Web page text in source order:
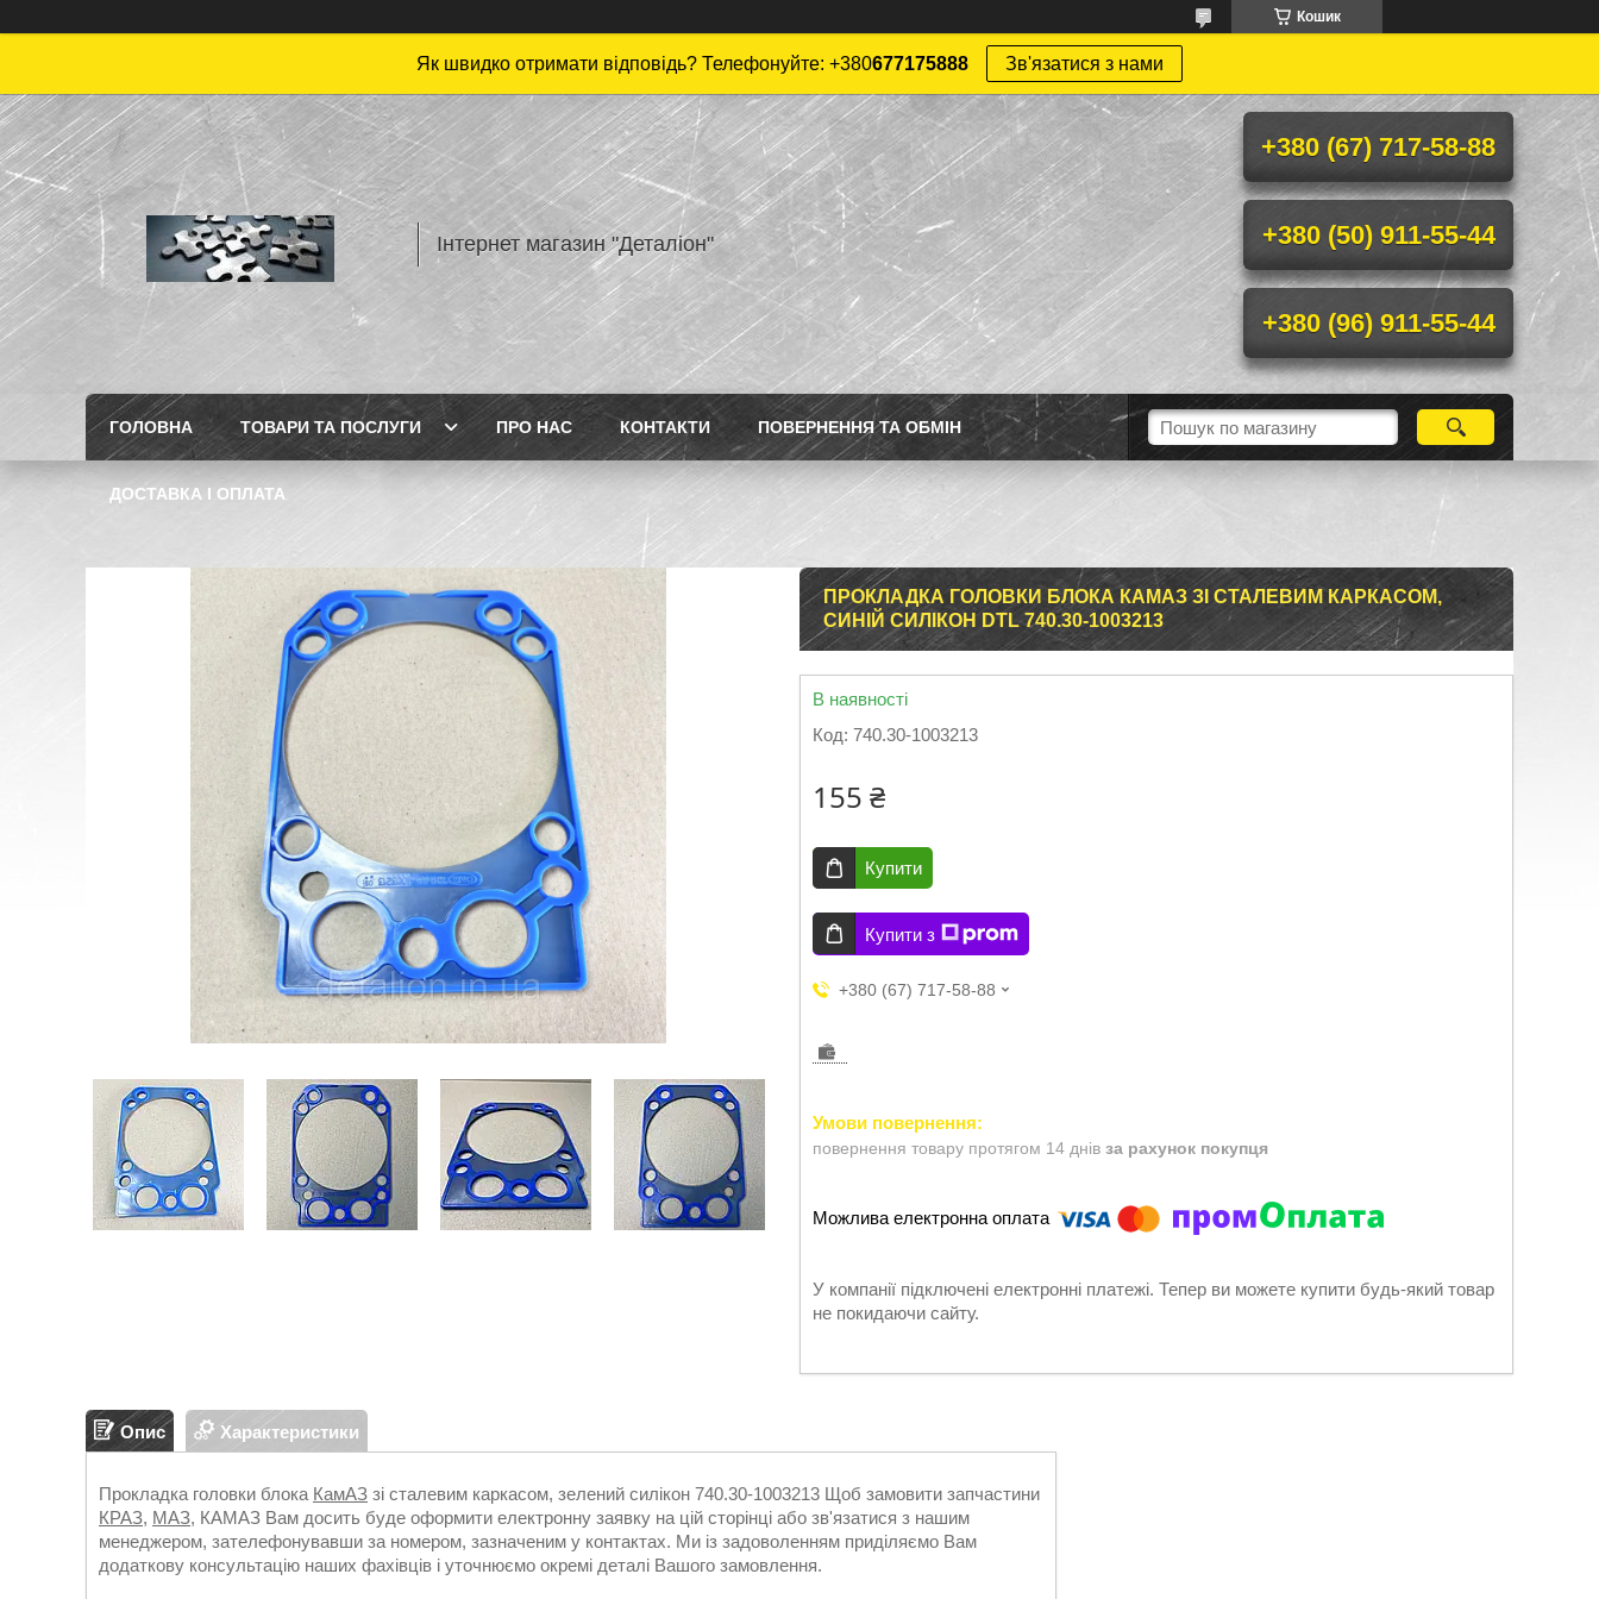
Кошик
Як швидко отримати відповідь? Телефонуйте: +380677175888 Зв'язатися з нами
Інтернет магазин "Деталіон"
+380 (67) 717-58-88
+380 (50) 911-55-44
+380 (96) 911-55-44
ГОЛОВНА ТОВАРИ ТА ПОСЛУГИ ПРО НАС КОНТАКТИ ПОВЕРНЕННЯ ТА ОБМІН
ДОСТАВКА І ОПЛАТА
ПРОКЛАДКА ГОЛОВКИ БЛОКА КАМАЗ ЗІ СТАЛЕВИМ КАРКАСОМ,
СИНІЙ СИЛІКОН DTL 740.30-1003213
В наявності
Код: 740.30-1003213
155 ₴
Купити
Купити з
+380 (67) 717-58-88
повернення товару протягом 14 днів за рахунок покупця
У компанії підключені електронні платежі. Тепер ви можете купити будь-який товар
не покидаючи сайту.
Опис Характеристики
Прокладка головки блока КамАЗ зі сталевим каркасом, зелений силікон 740.30-1003213 Щоб замовити запчастини
КРАЗ, МАЗ, КАМАЗ Вам досить буде оформити електронну заявку на цій сторінці або зв'язатися з нашим
менеджером, зателефонувавши за номером, зазначеним у контактах. Ми із задоволенням приділяємо Вам
додаткову консультацію наших фахівців і уточнюємо окремі деталі Вашого замовлення.